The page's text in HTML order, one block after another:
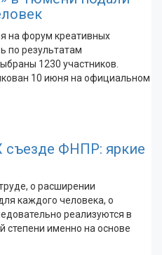
на форум креативных
по результатам
1230 участников.
10 июня на официальном
съезде ФНПР: яркие
о расширении
каждого человека, о
реализуются в
степени именно на основе